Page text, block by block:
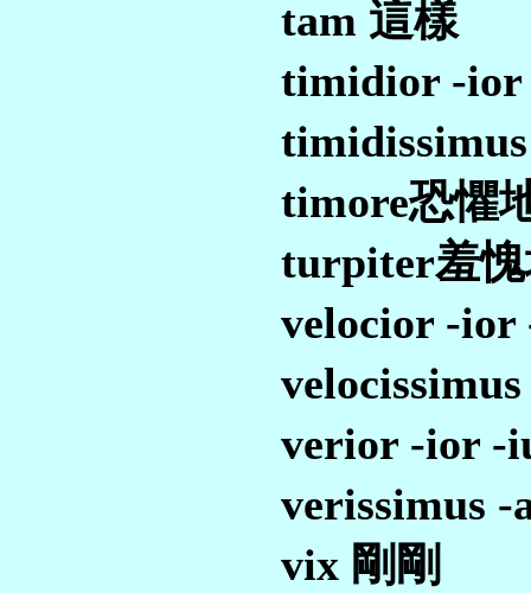
tam 這樣
timidior -ior
timore恐懼
turpiter羞
velocior -ior
verior -ior -
verissimus -
vix 剛剛